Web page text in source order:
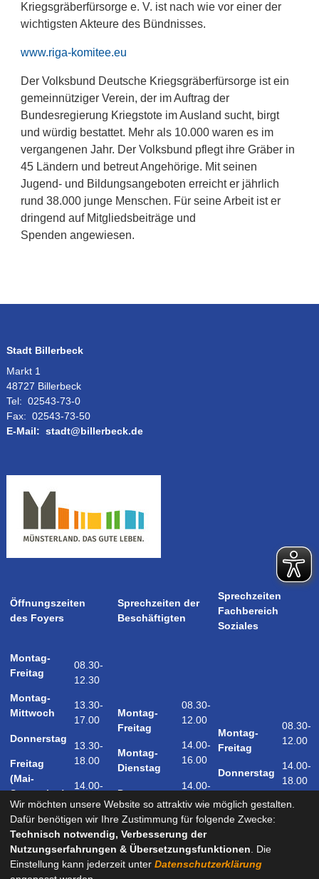
Kriegsgräberfürsorge e. V. ist nach wie vor einer der
wichtigsten Akteure des Bündnisses.
www.riga-komitee.eu
Der Volksbund Deutsche Kriegsgräberfürsorge ist ein
gemeinnütziger Verein, der im Auftrag der
Bundesregierung Kriegstote im Ausland sucht, birgt
und würdig bestattet. Mehr als 10.000 waren es im
vergangenen Jahr. Der Volksbund pflegt ihre Gräber in
45 Ländern und betreut Angehörige. Mit seinen
Jugend- und Bildungsangeboten erreicht er jährlich
rund 38.000 junge Menschen. Für seine Arbeit ist er
dringend auf Mitgliedsbeiträge und
Spenden angewiesen.
Stadt Billerbeck
Markt 1
48727 Billerbeck
Tel: 02543-73-0
Fax: 02543-73-50
E-Mail: stadt@billerbeck.de
Öffnungszeiten
des Foyers
Sprechzeiten der
Beschäftigten
Sprechzeiten
Fachbereich
Soziales
Montag-
Freitag
Montag-
Mittwoch
Donnerstag
Freitag
(Mai-
September)
Samstag
(Mai-
September)
08.30-
12.30
13.30-
17.00
13.30-
18.00
14.00-
17.00
09.00-
12.00
Montag-
Freitag
Montag-
Dienstag
Donnerstag
08.30-
12.00
14.00-
16.00
14.00-
18.00
Montag-
Freitag
Donnerstag
08.30-
12.00
14.00-
18.00
Wir möchten unsere Website so attraktiv wie möglich gestalten.
Dafür benötigen wir Ihre Zustimmung für folgende Zwecke:
Technisch notwendig, Verbesserung der
Nutzungserfahrungen & Übersetzungsfunktionen. Die
Einstellung kann jederzeit unter Datenschutzerklärung